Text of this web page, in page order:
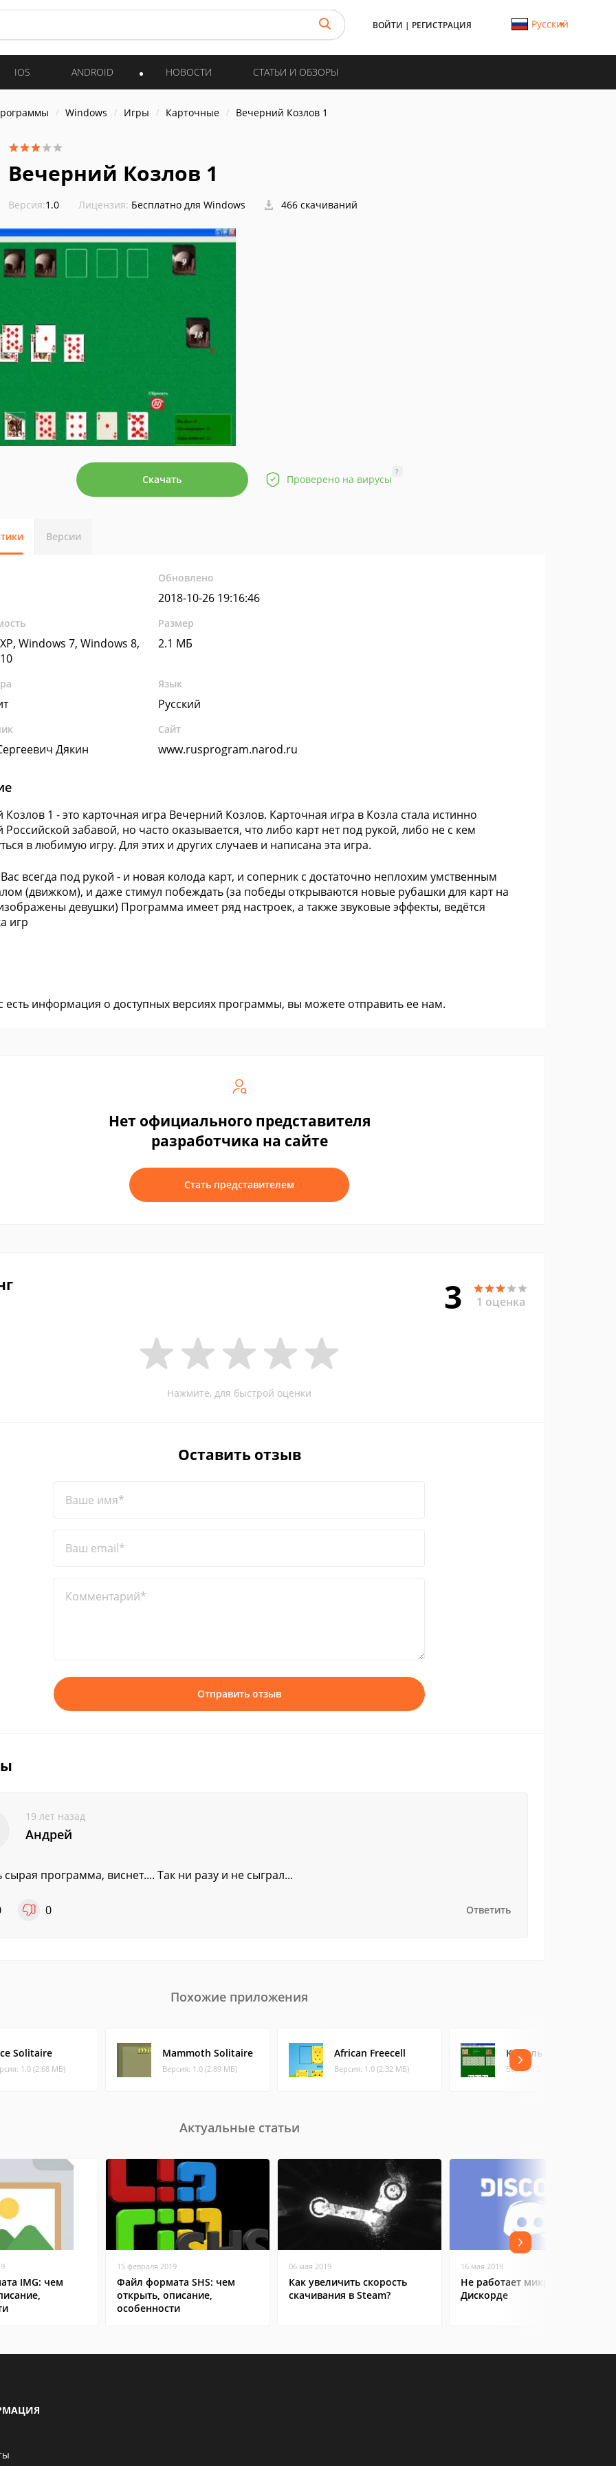
ВОЙТИ | РЕГИСТРАЦИЯ Русский
IOS ANDROID НОВОСТИ СТАТЬИ И ОБЗОРЫ
Windows Игры Карточные Вечерний Козлов 1
Вечерний Козлов 1
Версия:1.0 Лицензия: Бесплатно для Windows 466 скачиваний
Скачать Проверено на вирусы
?
Версии
Обновлено
2018-10-26 19:16:46
Windows 7, Windows 8,
Размер
2.1 МБ
Язык
Русский
Дякин
Сайт
www.rusprogram.narod.ru
1 - это карточная игра Вечерний Козлов. Карточная игра в Козла стала истинно
забавой, но часто оказывается, что либо карт нет под рукой, либо не с кем
в любимую игру. Для этих и других случаев и написана эта игра.
всегда под рукой - и новая колода карт, и соперник с достаточно неплохим умственным
(движком), и даже стимул побеждать (за победы открываются новые рубашки для карт на
девушки) Программа имеет ряд настроек, а также звуковые эффекты, ведётся
игр
есть информация о доступных версиях программы, вы можете отправить ее нам.
Нет официального представителя
разработчика на сайте
Стать представителем
3 1 оценка
Нажмите, для быстрой оценки
Оставить отзыв
Ваше имя*
Ваш email*
Комментарий*
Отправить отзыв
19 лет назад
Андрей
программа, виснет.... Так ни разу и не сыграл...
0 Ответить
Похожие приложения
Solitaire
1.0 (2.68 МБ)
Mammoth Solitaire
Версия: 1.0 (2.89 МБ)
African Freecell
Версия: 1.0 (2.32 МБ)
Король на даме
Версия: 2.1.4 (0.34 МБ)
Актуальные статьи
IMG: чем
15 февраля 2019
Файл формата SHS: чем
открыть, описание,
особенности
06 мая 2019
Как увеличить скорость
скачивания в Steam?
16 мая 2019
Не работает микрофон в
Дискорде